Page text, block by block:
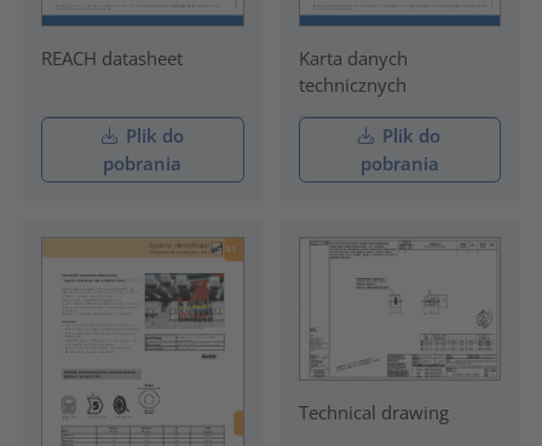
REACH datasheet
Plik do
pobrania
Karta danych
technicznych
Plik do
pobrania
Technical drawing